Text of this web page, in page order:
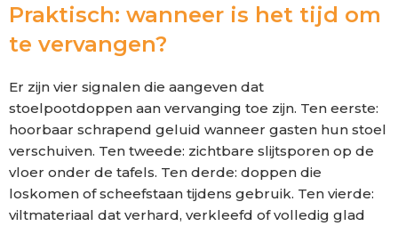
Praktisch: wanneer is het tijd om
te vervangen?
Er zijn vier signalen die aangeven dat
stoelpootdoppen aan vervanging toe zijn. Ten eerste:
hoorbaar schrapend geluid wanneer gasten hun stoel
verschuiven. Ten tweede: zichtbare slijtsporen op de
vloer onder de tafels. Ten derde: doppen die
loskomen of scheefstaan tijdens gebruik. Ten vierde:
viltmateriaal dat verhard, verkleefd of volledig glad